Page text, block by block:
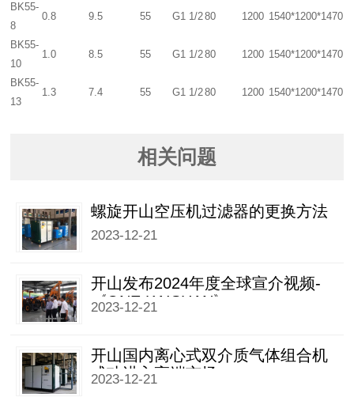
BK55-
8
0.8 9.5 55 G1 1/280 1200 1540*1200*1470
BK55-
10
1.0 8.5 55 G1 1/280 1200 1540*1200*1470
BK55-
13
1.3 7.4 55 G1 1/280 1200 1540*1200*1470
相关问题
螺旋开山空压机过滤器的更换方法
2023-12-21
开山发布2024年度全球宣介视频-
《ONE KAISHAN》
2023-12-21
开山国内离心式双介质气体组合机
成功进入高端市场
2023-12-21